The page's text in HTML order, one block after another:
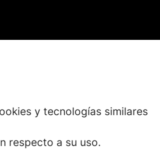
y tecnologías similares
respecto a su uso.